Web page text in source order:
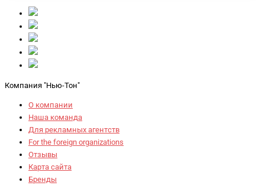
Компания "Нью-Тон"
О компании
Наша команда
Для рекламных агентств
For the foreign organizations
Отзывы
Карта сайта
Бренды